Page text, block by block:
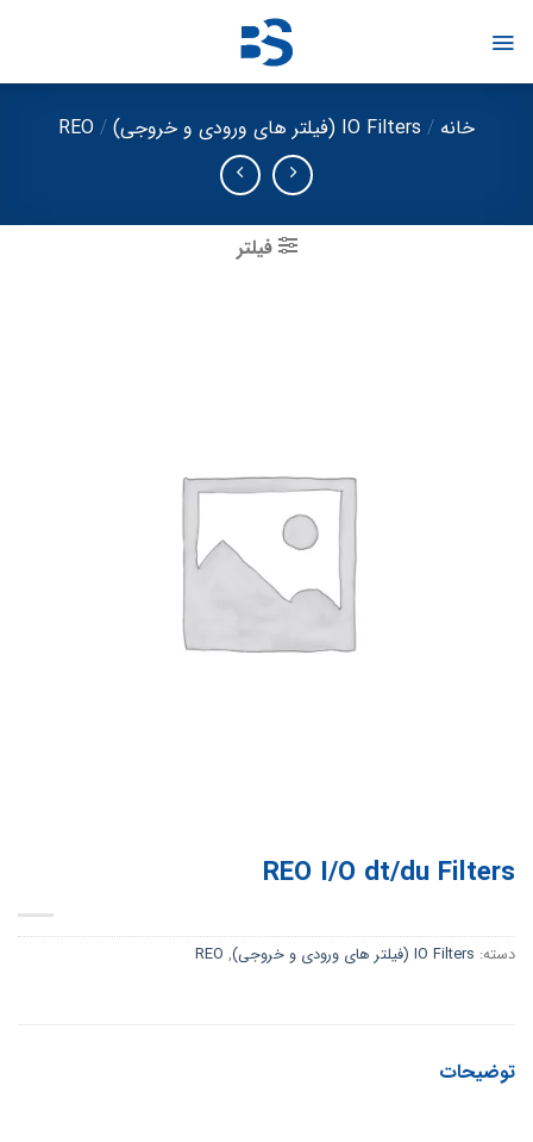
خانه / IO Filters (فیلتر های ورودی و خروجی) /
REO
فیلتر
REO I/O dt/du Filters
دسته: IO Filters (فیلتر های ورودی و خروجی) ,
REO
توضیحات